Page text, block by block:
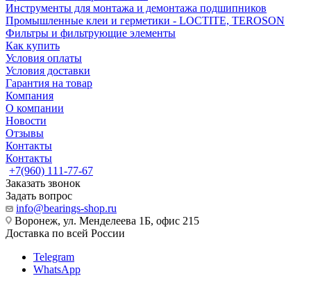
Инструменты для монтажа и демонтажа подшипников
Промышленные клеи и герметики - LOCTITE, TEROSON
Фильтры и фильтрующие элементы
Как купить
Условия оплаты
Условия доставки
Гарантия на товар
Компания
О компании
Новости
Отзывы
Контакты
Контакты
+7(960) 111-77-67
Заказать звонок
Задать вопрос
info@bearings-shop.ru
Воронеж, ул. Менделеева 1Б, офис 215
Доставка по всей России
Telegram
WhatsApp